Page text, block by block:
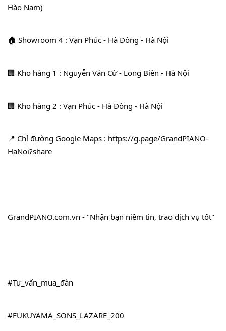
Hào Nam)
🏠 Showroom 4 : Vạn Phúc - Hà Đông - Hà Nội
🏢 Kho hàng 1 : Nguyễn Văn Cừ - Long Biên - Hà Nội
🏢 Kho hàng 2 : Vạn Phúc - Hà Đông - Hà Nội
📍 Chỉ đường Google Maps : https://g.page/GrandPIANO-
HaNoi?share
GrandPIANO.com.vn - "Nhận bạn niềm tin, trao dịch vụ tốt"
#Tư_vấn_mua_đàn
#FUKUYAMA_SONS_LAZARE_200